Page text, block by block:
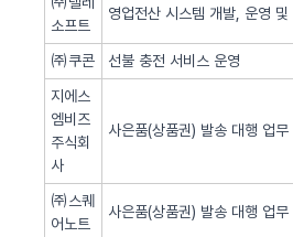
소프트
영업전산 시스템 개발, 운영
㈜쿠콘
선불 충전 서비스 운영
지에스
엠비즈
주식회
사
사은품(상품권) 발송 대행 업무
㈜스퀘
어노트
사은품(상품권) 발송 대행 업무